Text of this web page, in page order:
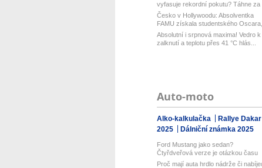
vyfasuje rekordní pokutu? Táhne za
s...
Česko v Hollywoodu: Absolventka
FAMU získala studentského Oscara,
post...
Absolutní i srpnová maxima! Vedro k
zalknutí a teplotu přes 41 °C hlás...
Auto-moto
Alko-kalkulačka
Rallye Dakar
2025
Dálniční známka 2025
Ford Mustang jako sedan?
Čtyřdveřová verze je otázkou času
Proč mají auta hrdlo nádrže či